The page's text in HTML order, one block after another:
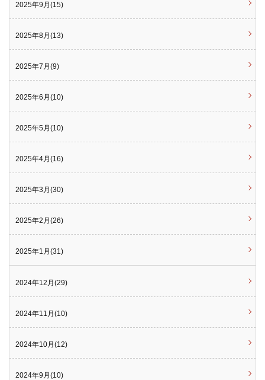
2025年9月(15)
2025年8月(13)
2025年7月(9)
2025年6月(10)
2025年5月(10)
2025年4月(16)
2025年3月(30)
2025年2月(26)
2025年1月(31)
2024年12月(29)
2024年11月(10)
2024年10月(12)
2024年9月(10)